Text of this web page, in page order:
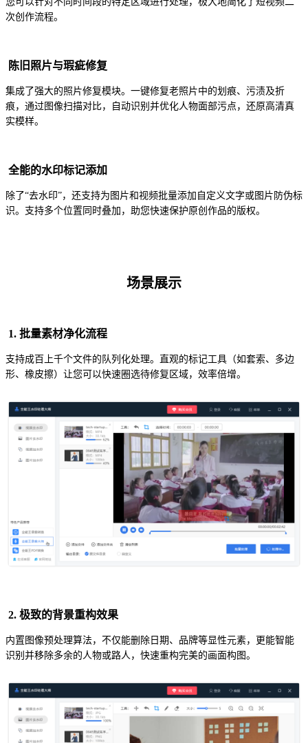
次创作流程。
陈旧照片与瑕疵修复
集成了强大的照片修复模块。一键修复老照片中的划痕、污渍及折
痕，通过图像扫描对比，自动识别并优化人物面部污点，还原高清真
实模样。
全能的水印标记添加
除了“去水印”，还支持为图片和视频批量添加自定义文字或图片防伪标
识。支持多个位置同时叠加，助您快速保护原创作品的版权。
场景展示
1. 批量素材净化流程
支持成百上千个文件的队列化处理。直观的标记工具（如套索、多边
形、橡皮擦）让您可以快速圈选待修复区域，效率倍增。
2. 极致的背景重构效果
内置图像预处理算法，不仅能删除日期、品牌等显性元素，更能智能
识别并移除多余的人物或路人，快速重构完美的画面构图。